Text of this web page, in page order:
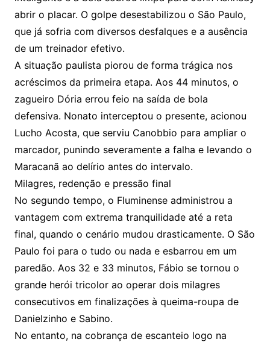
abrir o placar. O golpe desestabilizou o São Paulo,
que já sofria com diversos desfalques e a ausência
de um treinador efetivo.
A situação paulista piorou de forma trágica nos
acréscimos da primeira etapa. Aos 44 minutos, o
zagueiro Dória errou feio na saída de bola
defensiva. Nonato interceptou o presente, acionou
Lucho Acosta, que serviu Canobbio para ampliar o
marcador, punindo severamente a falha e levando o
Maracanã ao delírio antes do intervalo.
Milagres, redenção e pressão final
No segundo tempo, o Fluminense administrou a
vantagem com extrema tranquilidade até a reta
final, quando o cenário mudou drasticamente. O São
Paulo foi para o tudo ou nada e esbarrou em um
paredão. Aos 32 e 33 minutos, Fábio se tornou o
grande herói tricolor ao operar dois milagres
consecutivos em finalizações à queima-roupa de
Danielzinho e Sabino.
No entanto, na cobrança de escanteio logo na